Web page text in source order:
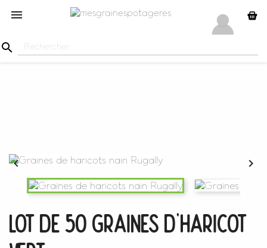


 
Lot De 50 Graines D'Haricot